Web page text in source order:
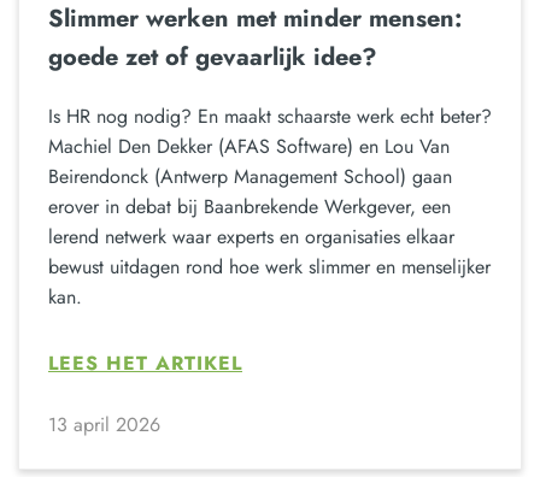
Slimmer werken met minder mensen:
goede zet of gevaarlijk idee?
Is HR nog nodig? En maakt schaarste werk echt beter?
Machiel Den Dekker (AFAS Software) en Lou Van
Beirendonck (Antwerp Management School) gaan
erover in debat bij Baanbrekende Werkgever, een
lerend netwerk waar experts en organisaties elkaar
bewust uitdagen rond hoe werk slimmer en menselijker
kan.
LEES HET ARTIKEL
13 april 2026